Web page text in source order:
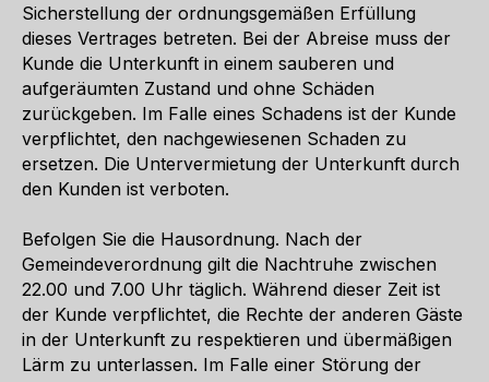
Sicherstellung der ordnungsgemäßen Erfüllung
dieses Vertrages betreten. Bei der Abreise muss der
Kunde die Unterkunft in einem sauberen und
aufgeräumten Zustand und ohne Schäden
zurückgeben. Im Falle eines Schadens ist der Kunde
verpflichtet, den nachgewiesenen Schaden zu
ersetzen. Die Untervermietung der Unterkunft durch
den Kunden ist verboten.
Befolgen Sie die Hausordnung. Nach der
Gemeindeverordnung gilt die Nachtruhe zwischen
22.00 und 7.00 Uhr täglich. Während dieser Zeit ist
der Kunde verpflichtet, die Rechte der anderen Gäste
in der Unterkunft zu respektieren und übermäßigen
Lärm zu unterlassen. Im Falle einer Störung der